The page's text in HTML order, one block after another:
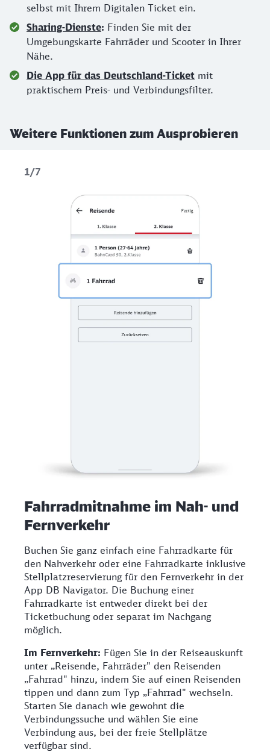
selbst mit Ihrem Digitalen Ticket ein.
Sharing-Dienste: Finden Sie mit der
Umgebungskarte Fahrräder und Scooter in Ihrer
Nähe.
Die App für das Deutschland-Ticket mit
praktischem Preis- und Verbindungsfilter.
Weitere Funktionen zum Ausprobieren
1/7
Fahrradmitnahme im Nah- und
Fernverkehr
Buchen Sie ganz einfach eine Fahrradkarte für
den Nahverkehr oder eine Fahrradkarte inklusive
Stellplatzreservierung für den Fernverkehr in der
App DB Navigator. Die Buchung einer
Fahrradkarte ist entweder direkt bei der
Ticketbuchung oder separat im Nachgang
möglich.
Im Fernverkehr: Fügen Sie in der Reiseauskunft
unter „Reisende, Fahrräder" den Reisenden
„Fahrrad" hinzu, indem Sie auf einen Reisenden
tippen und dann zum Typ „Fahrrad" wechseln.
Starten Sie danach wie gewohnt die
Verbindungssuche und wählen Sie eine
Verbindung aus, bei der freie Stellplätze
verfügbar sind.